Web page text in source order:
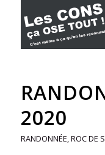
2020
RANDONNÉE,ROC DE